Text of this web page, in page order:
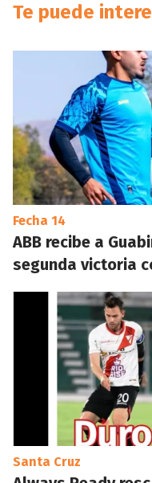
Te puede
Fecha 14
ABB recibe a
segunda victoria
Santa Cruz